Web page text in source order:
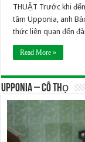
THUẬT Trước khi
tâm Upponia, anh
thức liên quan đến
Read More »
UPPONIA – Cô Thọ